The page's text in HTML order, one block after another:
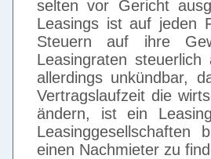
selten vor Gericht
Leasings ist auf jeden
Steuern auf ihre
Leasingraten
allerdings unkündbar,
Vertragslaufzeit die
ändern, ist ein
Leasinggesellschaften
einen Nachmieter zu